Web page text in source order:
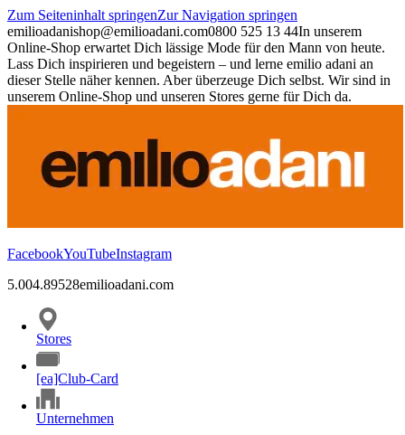
Zum Seiteninhalt springenZur Navigation springen
emilioadanishop@emilioadani.com0800 525 13 44In unserem
Online-Shop erwartet Dich lässige Mode für den Mann von heute.
Lass Dich inspirieren und begeistern – und lerne emilio adani an
dieser Stelle näher kennen. Aber überzeuge Dich selbst. Wir sind in
unserem Online-Shop und unseren Stores gerne für Dich da.
FacebookYouTubeInstagram
5.004.89528emilioadani.com
Stores
[ea]Club-Card
Unternehmen